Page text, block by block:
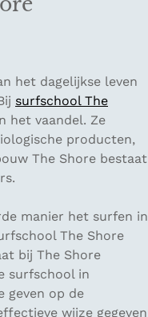
het dagelijkse leven
surfschool The
het vaandel. Ze
producten,
The Shore bestaat
manier het surfen in
The Shore
bij The Shore
surfschool in
geven op de
wijze gegeven